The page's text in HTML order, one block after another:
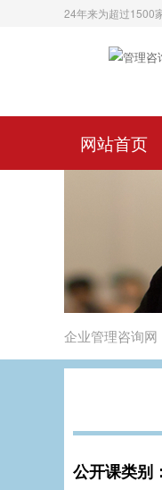
24年来为超过1500
网站首页
企业管理咨询网
公开课类别：